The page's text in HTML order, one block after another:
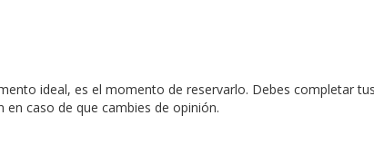
ideal, es el momento de reservarlo. Debes completar
caso de que cambies de opinión.